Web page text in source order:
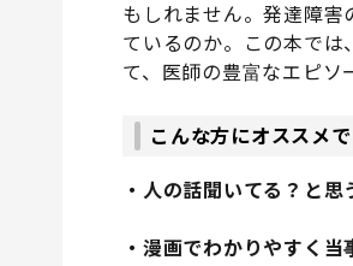
もしれません。発達障害
ているのか。この本では
て、医師の豊富なエピソ
こんな方にオススメで
・人の話聞いてる？と
・漫画でわかりやすく